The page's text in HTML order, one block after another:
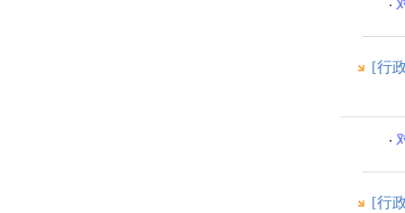
[行
[行